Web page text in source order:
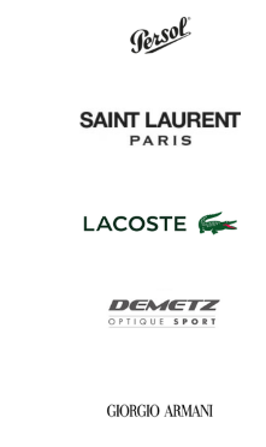
Laurent